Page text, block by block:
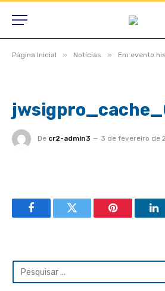
Página Inicial » Notícias » Em evento histórico, presidentes de
De cr2-admin3 3 de fevereiro de
FacebookTwitter Pinterest